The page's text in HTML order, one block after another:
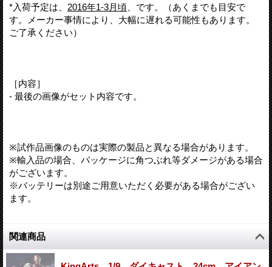
*入荷予定は、 2016年1-3月頃 、です。（あくまでも目安で
す。メーカー事情により、大幅に遅れる可能性もあります。
ご了承ください）
［内容］
- 最後の画像がセット内容です。
※試作品画像のものは実際の製品と異なる場合があります。
※輸入品の場合、パッケージに角つぶれ等ダメージがある場合
がございます。
※バッテリーは別途ご用意いただく必要がある場合がござい
ます。
関連商品